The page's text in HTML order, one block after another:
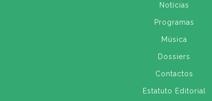
Notícias
Programas
Música
Dossiers
Contactos
Estatuto Editorial